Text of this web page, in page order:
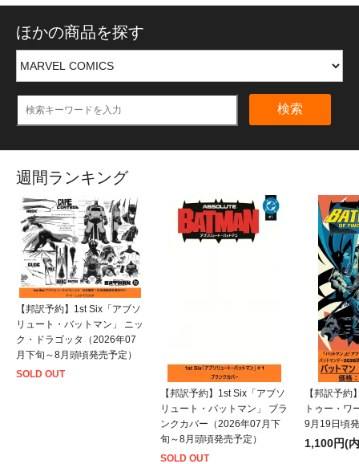
ほかの商品を探す
検索
週間ランキング
【邦訳予約】1st Six「アブソ
リュート・バットマン」 ニッ
ク・ドラゴッタ（2026年07
月下旬～8月頭頃発売予定）
SOLD OUT
【邦訳予約】1st Six「アブソ
リュート・バットマン」 ブラ
ンクカバー（2026年07月下
旬～8月頭頃発売予定）
SOLD OUT
【邦訳予約
トゥー・ワ
9月19日頃
1,100円(